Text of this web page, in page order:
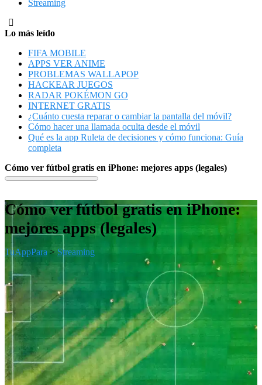
Streaming
Lo más leído
FIFA MOBILE
APPS VER ANIME
PROBLEMAS WALLAPOP
HACKEAR JUEGOS
RADAR POKÉMON GO
INTERNET GRATIS
¿Cuánto cuesta reparar o cambiar la pantalla del móvil?
Cómo hacer una llamada oculta desde el móvil
Qué es la app Ruleta de decisiones y cómo funciona: Guía
completa
Cómo ver fútbol gratis en iPhone: mejores apps (legales)
Cómo ver fútbol gratis en iPhone:
mejores apps (legales)
TuAppPara > Streaming